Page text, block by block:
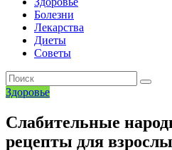
Болезни
Лекарства
Диеты
Советы
Здоровье
Слабительные
рецепты для